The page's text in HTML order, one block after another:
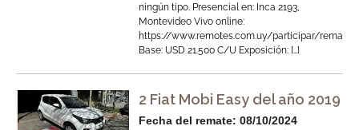
ningún tipo. Presencial en: Inca 2193,
Montevideo Vivo online:
https://www.remotes.com.uy/participar/remate/
Base: USD 21.500 C/U Exposición: […]
2 Fiat Mobi Easy del año 2019
Fecha del remate: 08/10/2024